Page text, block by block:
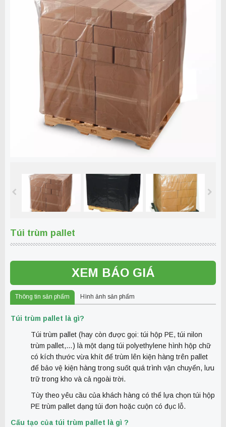
Túi trùm pallet
XEM BÁO GIÁ
Thông tin sản phẩm Hình ảnh sản phẩm
Túi trùm pallet là gì?
Túi trùm pallet (hay còn được gọi: túi hộp PE, túi nilon
trùm pallet,…) là một dạng túi polyethylene hình hộp chữ
có kích thước vừa khít để trùm lên kiện hàng trên pallet
để bảo vệ kiện hàng trong suốt quá trình vận chuyển, lưu
trữ trong kho và cả ngoài trời.
Tùy theo yêu cầu của khách hàng có thể lựa chọn túi hộp
PE trùm pallet dạng túi đơn hoặc cuộn có đục lỗ.
Cấu tạo của túi trùm pallet là gì ?